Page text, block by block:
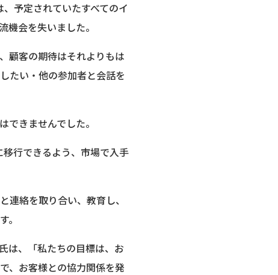
予定されていたすべてのイ
会を失いました。
顧客の期待はそれよりもは
たい・他の参加者と会話を
きませんでした。
行できるよう、市場で入手
絡を取り合い、教育し、
。
は、「私たちの目標は、お
、お客様との協力関係を発